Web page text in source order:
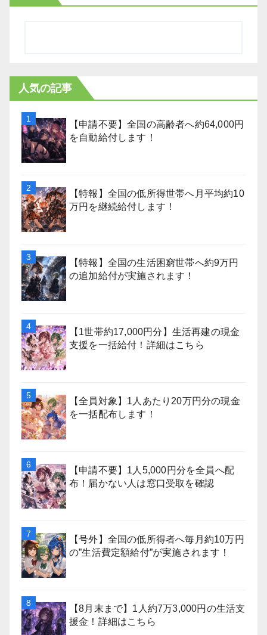
人気の記事
【申請不要】全国の高齢者へ約64,000円
を自動給付します！
【特報】全国の低所得世帯へ月平均約10
万円を継続給付します！
【特報】全国の生活困窮世帯へ約9万円
の追加給付が実施されます！
【1世帯約17,000円分】生活再建の現金
支援を一括給付！詳細はこちら
【全員対象】1人あたり20万円分の現金
を一括配布します！
【申請不要】1人5,000円分を全員へ配
布！届かない人は窓口受取を確認
【号外】全国の低所得者へ毎月約10万円
の”生活費定額給付”が実施されます！
【8月末まで】1人約7万3,000円の生活支
援金！詳細はこちら